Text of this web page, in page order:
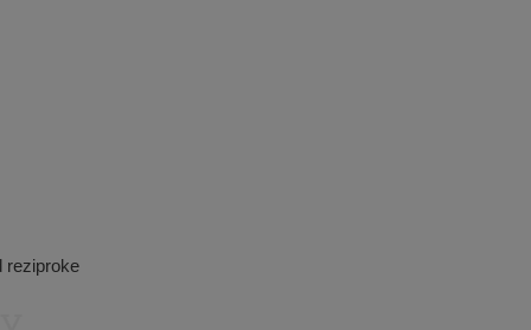
reziproke